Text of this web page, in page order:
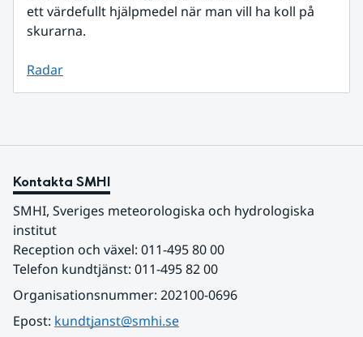
ett värdefullt hjälpmedel när man vill ha koll på
skurarna.
Radar
Kontakta SMHI
SMHI, Sveriges meteorologiska och hydrologiska
institut
Reception och växel: 011-495 80 00
Telefon kundtjänst: 011-495 82 00
Organisationsnummer: 202100-0696
Epost: kundtjanst@smhi.se